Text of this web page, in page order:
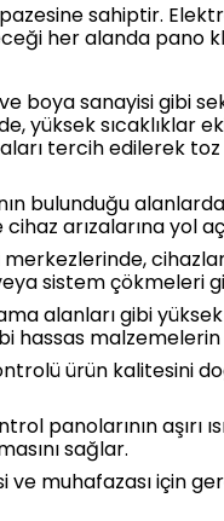
sahiptir.
her alanda pano
boya sanayisi gibi
yüksek sıcaklıklar
tercih edilerek
bulunduğu
cihaz arızalarına yol
sistem çökmeleri
alanları gibi
hassas
ürün kalitesini
panolarının aşırı
sağlar.
muhafazası için